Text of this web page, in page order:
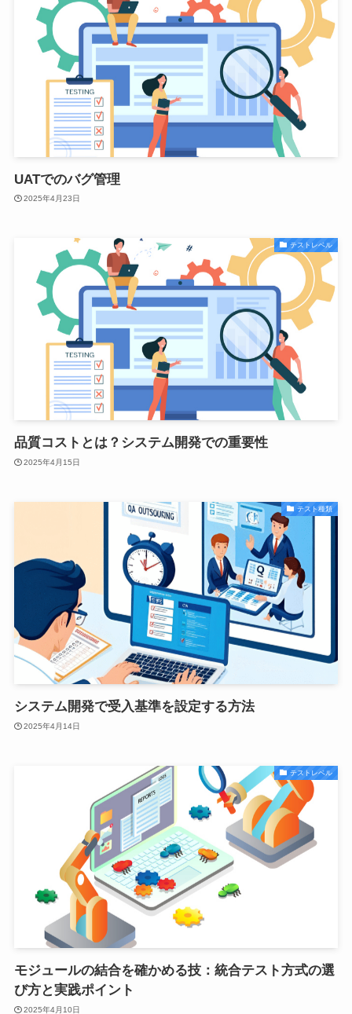
UATでのバグ管理
2025年4月23日
テストレベル
品質コストとは？システム開発での重要性
2025年4月15日
テスト種類
システム開発で受入基準を設定する方法
2025年4月14日
テストレベル
モジュールの結合を確かめる技：統合テスト方式の選
び方と実践ポイント
2025年4月10日